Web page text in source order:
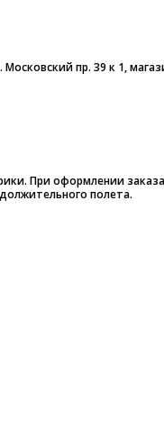
Московский пр. 39 к 1,
При оформлении
полета.